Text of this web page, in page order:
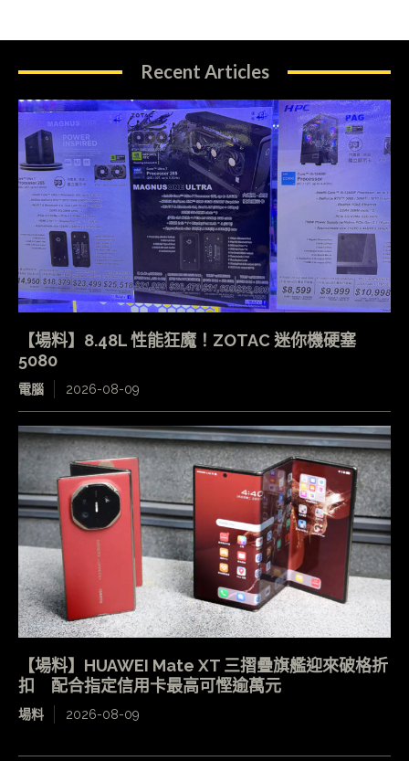
Recent Articles
【場料】8.48L 性能狂魔！ZOTAC 迷你機硬塞
5080
電腦 2026-08-09
【場料】HUAWEI Mate XT 三摺疊旗艦迎來破格折
扣 配合指定信用卡最高可慳逾萬元
場料 2026-08-09